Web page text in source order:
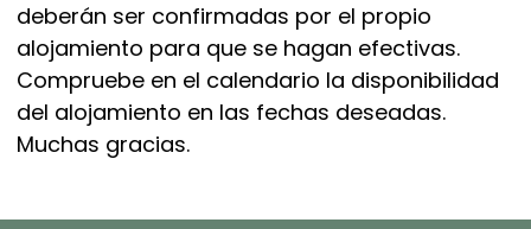
deberán ser confirmadas por el propio
alojamiento para que se hagan efectivas.
Compruebe en el calendario la disponibilidad
del alojamiento en las fechas deseadas.
Muchas gracias.